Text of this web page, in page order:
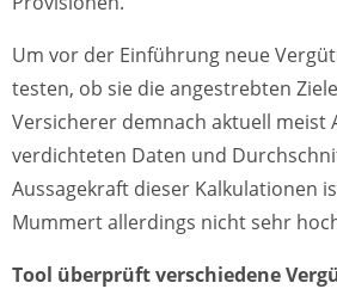
Um vor der Einführung neue
testen, ob sie die angestrebten
Versicherer demnach aktuell meist
verdichteten Daten und
Aussagekraft dieser Kalkulationen
Mummert allerdings nicht sehr
Tool überprüft verschiedene